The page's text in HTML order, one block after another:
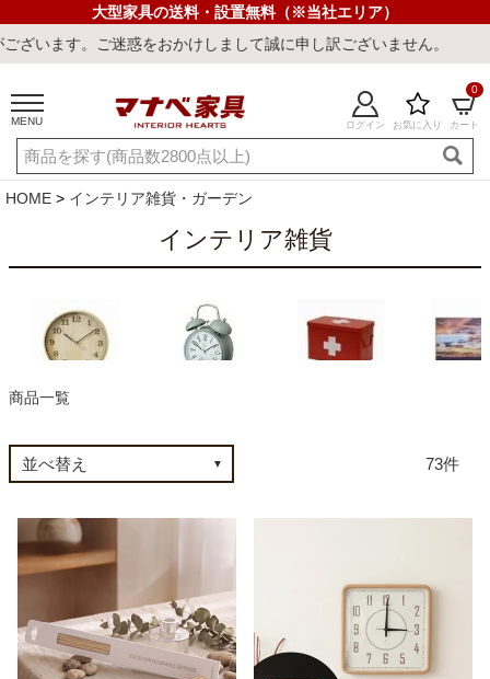
大型家具の送料・設置無料（※当社エリア）
に申し訳ございません。
MENU ログイン お気に入り カート
0
ご利用ガイド 新規会員登録
店舗一覧 閲覧履歴
最短発送 冷感寝具 ウィルトンラ
カテゴリから探す
ソファ
HOME インテリア雑貨・ガーデン
インテリア雑貨
掛け時計
商品一覧
73